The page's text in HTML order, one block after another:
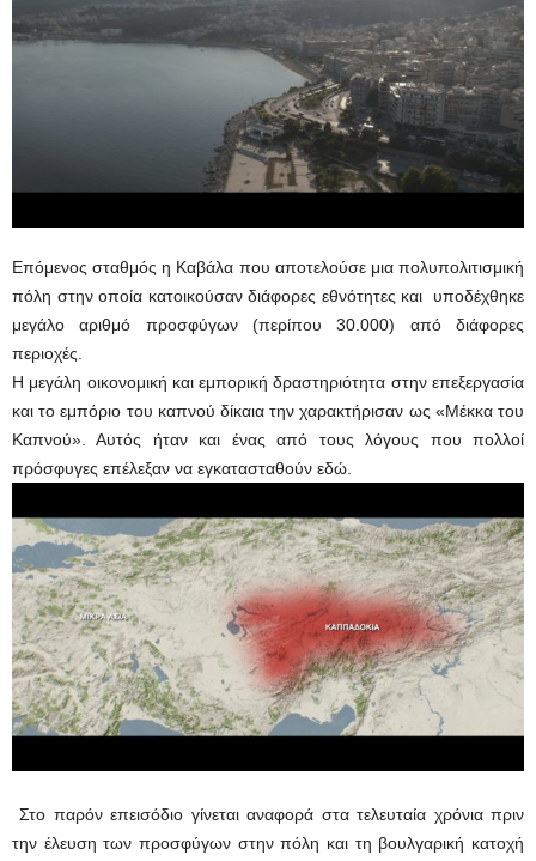
Επόμενος σταθμός η Καβάλα που αποτελούσε μια πολυπολιτισμική
πόλη στην οποία κατοικούσαν διάφορες εθνότητες και υποδέχθηκε
μεγάλο αριθμό προσφύγων (περίπου 30.000) από διάφορες
περιοχές.
Η μεγάλη οικονομική και εμπορική δραστηριότητα στην επεξεργασία
και το εμπόριο του καπνού δίκαια την χαρακτήρισαν ως «Μέκκα του
Καπνού». Αυτός ήταν και ένας από τους λόγους που πολλοί
πρόσφυγες επέλεξαν να εγκατασταθούν εδώ.
Στο παρόν επεισόδιο γίνεται αναφορά στα τελευταία χρόνια πριν
την έλευση των προσφύγων στην πόλη και τη βουλγαρική κατοχή